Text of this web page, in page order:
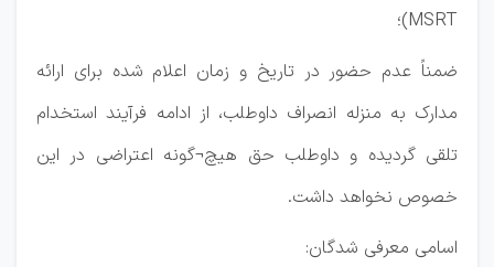
MSRT)؛
ضمناً عدم حضور در تاریخ و زمان اعلام شده برای ارائه
مدارک به منزله انصراف داوطلب، از ادامه فرآیند استخدام
تلقی گردیده و داوطلب حق هیچ¬گونه اعتراضی در این
خصوص نخواهد داشت.
اسامی معرفی شدگان: